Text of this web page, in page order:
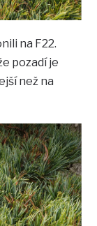
na F22.
pozadí je
než na